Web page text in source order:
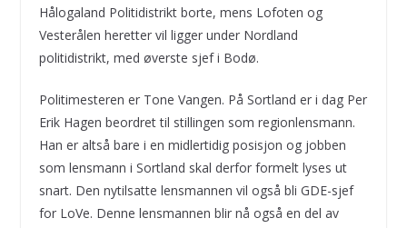
Hålogaland Politidistrikt borte, mens Lofoten og
Vesterålen heretter vil ligger under Nordland
politidistrikt, med øverste sjef i Bodø.
Politimesteren er Tone Vangen. På Sortland er i dag Per
Erik Hagen beordret til stillingen som regionlensmann.
Han er altså bare i en midlertidig posisjon og jobben
som lensmann i Sortland skal derfor formelt lyses ut
snart. Den nytilsatte lensmannen vil også bli GDE-sjef
for LoVe. Denne lensmannen blir nå også en del av